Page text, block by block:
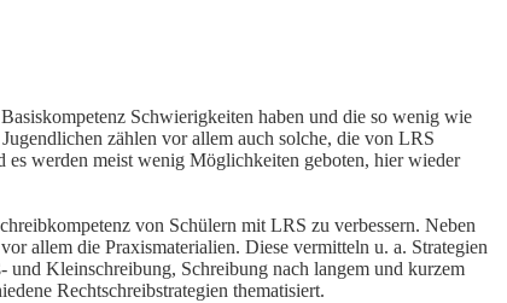
Schwierigkeiten haben und die so wenig wie
zählen vor allem auch solche, die von LRS
es werden meist wenig Möglichkeiten geboten, hier wieder
von Schülern mit LRS zu verbessern. Neben
allem die Praxismaterialien. Diese vermitteln u. a. Strategien
Kleinschreibung, Schreibung nach langem und kurzem
Rechtschreibstrategien thematisiert.